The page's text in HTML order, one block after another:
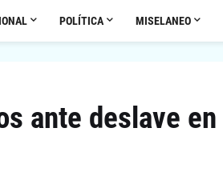
POLÍTICA MISELANEO
ante deslave en